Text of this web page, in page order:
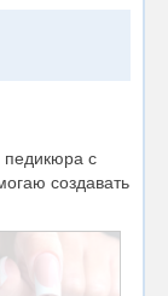
с
создавать